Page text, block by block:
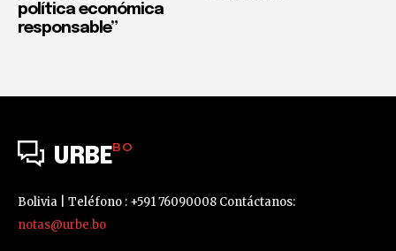
política económica
responsable”
URBEBO
Bolivia | Teléfono : +591 76090008 Contáctanos:
notas@urbe.bo